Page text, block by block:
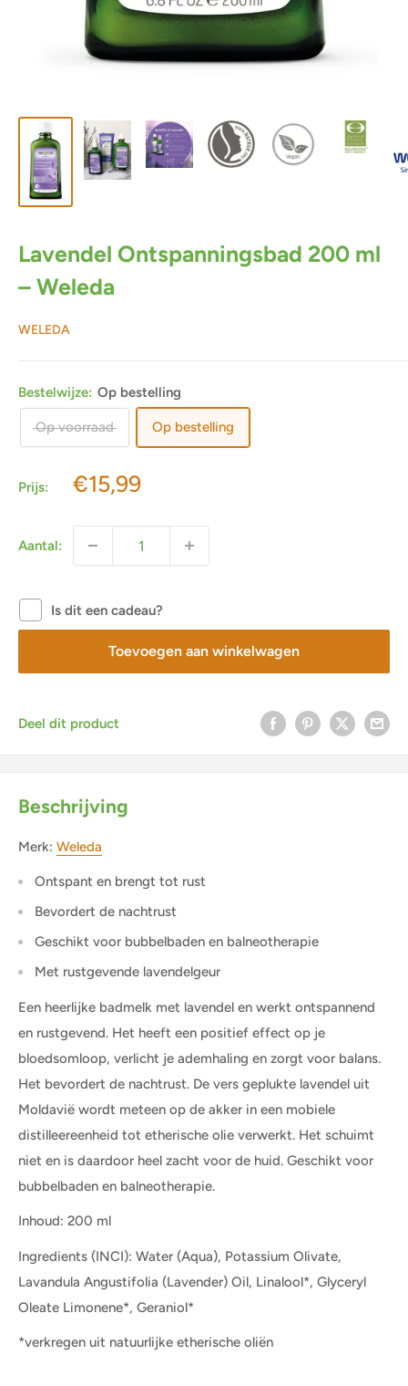
Lavendel Ontspanningsbad 200 ml
– Weleda
WELEDA
Bestelwijze: Op bestelling
Op voorraad Op bestelling
Prijs: Actieprijs
€15,99
Aantal:
Is dit een cadeau?
Toevoegen aan winkelwagen
Deel dit product
Beschrijving
Merk: Weleda
Ontspant en brengt tot rust
Bevordert de nachtrust
Geschikt voor bubbelbaden en balneotherapie
Met rustgevende lavendelgeur
Een heerlijke badmelk met lavendel en werkt ontspannend
en rustgevend. Het heeft een positief effect op je
bloedsomloop, verlicht je ademhaling en zorgt voor balans.
Het bevordert de nachtrust. De vers geplukte lavendel uit
Moldavië wordt meteen op de akker in een mobiele
distilleereenheid tot etherische olie verwerkt. Het schuimt
niet en is daardoor heel zacht voor de huid. Geschikt voor
bubbelbaden en balneotherapie.
Inhoud: 200 ml
Ingredients (INCI): Water (Aqua), Potassium Olivate,
Lavandula Angustifolia (Lavender) Oil, Linalool*, Glyceryl
Oleate Limonene*, Geraniol*
*verkregen uit natuurlijke etherische oliën